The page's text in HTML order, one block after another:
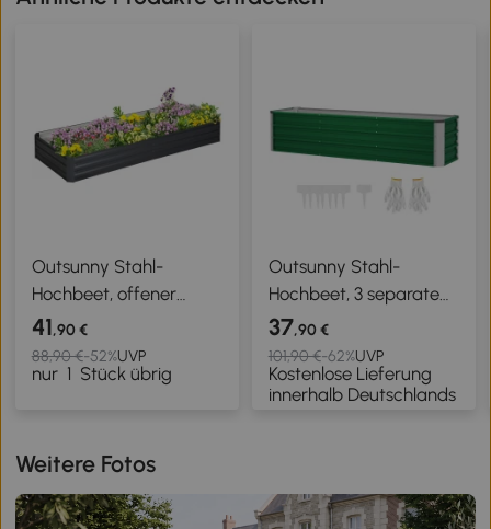
Outsunny Stahl-
Hochbeet, offener
Boden, einfacher
Aufbau, 95L x 90,5B x
29,8H cm, Grau
41,90 €
88,90 €-52%UVP
nur 1 Stück übrig
Outsunny Stahl-
Hochbeet, 3 separate
Pflanzbereiche, offener
Boden, einfacher
Aufbau, 183 x 47 x
40cm, Grün
37,90 €
101,90 €-62%UVP
Kostenlose Lieferung
innerhalb Deutschlands
Weitere Fotos